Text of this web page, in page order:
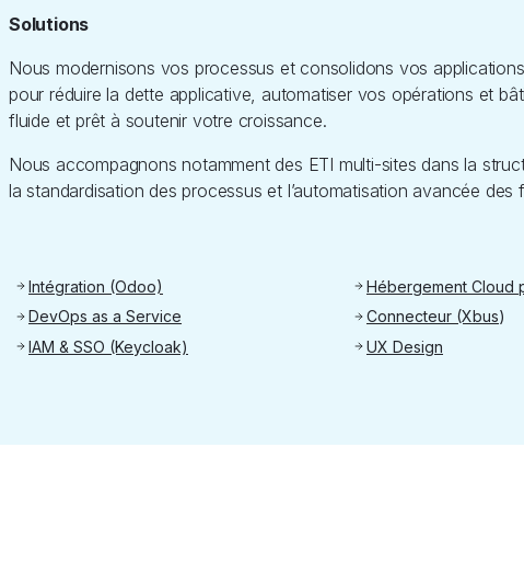
Solutions
Nous modernisons vos processus et consolidons vos
pour réduire la dette applicative, automatiser vos opérations et
fluide et prêt à soutenir votre croissance.
Nous accompagnons notamment des ETI multi-sites dans la
la standardisation des processus et l’automatisation avancée des
Intégration (Odoo)
DevOps as a Service
IAM & SSO (Keycloak)
Hébergement Cloud
Connecteur (Xbus)
UX Design